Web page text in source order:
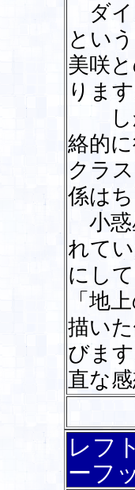
ダイ
とい
美咲
ります
しか
絡的
クラ
係は
小惑
れて
にし
「地
描い
びま
直な
レフ
ーフ